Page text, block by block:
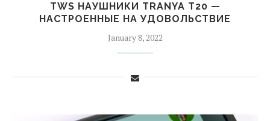
TWS НАУШНИКИ TRANYA T20 —
НАСТРОЕННЫЕ НА УДОВОЛЬСТВИЕ
January 8, 2022